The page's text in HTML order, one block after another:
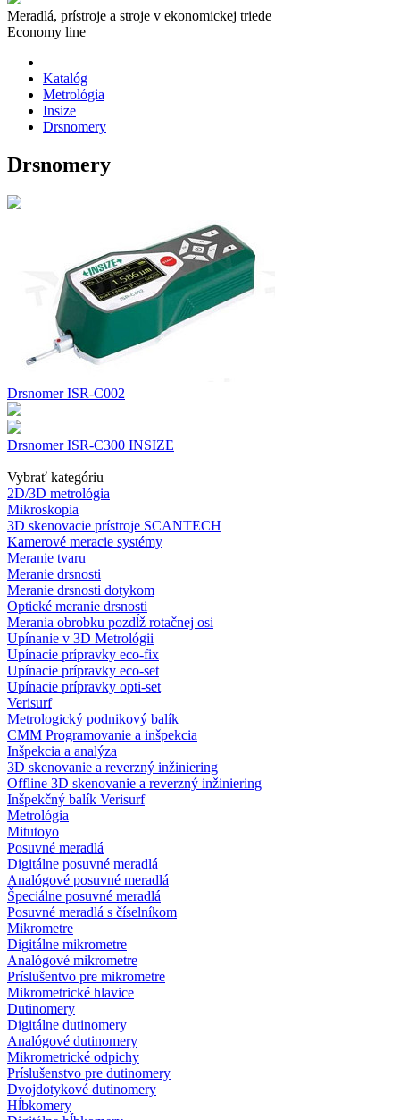
Meradlá, prístroje a stroje v ekonomickej triede
Economy line
Katalóg
Metrológia
Insize
Drsnomery
Drsnomery
Drsnomer ISR-C002
Drsnomer ISR-C300 INSIZE
Vybrať kategóriu
2D/3D metrológia
Mikroskopia
3D skenovacie prístroje SCANTECH
Kamerové meracie systémy
Meranie tvaru
Meranie drsnosti
Meranie drsnosti dotykom
Optické meranie drsnosti
Merania obrobku pozdĺž rotačnej osi
Upínanie v 3D Metrológii
Upínacie prípravky eco-fix
Upínacie prípravky eco-set
Upínacie prípravky opti-set
Verisurf
Metrologický podnikový balík
CMM Programovanie a inšpekcia
Inšpekcia a analýza
3D skenovanie a reverzný inžiniering
Offline 3D skenovanie a reverzný inžiniering
Inšpekčný balík Verisurf
Metrológia
Mitutoyo
Posuvné meradlá
Digitálne posuvné meradlá
Analógové posuvné meradlá
Špeciálne posuvné meradlá
Posuvné meradlá s číselníkom
Mikrometre
Digitálne mikrometre
Analógové mikrometre
Príslušentvo pre mikrometre
Mikrometrické hlavice
Dutinomery
Digitálne dutinomery
Analógové dutinomery
Mikrometrické odpichy
Príslušenstvo pre dutinomery
Dvojdotykové dutinomery
Hĺbkomery